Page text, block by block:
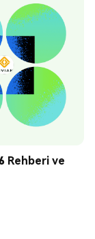
Rehberi ve